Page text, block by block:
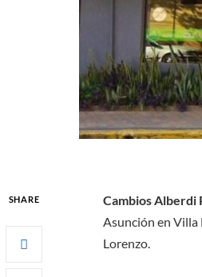
SHARE Cambios Alberdi
Asunción en Villa
Lorenzo.